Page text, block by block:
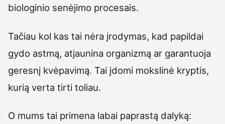
biologinio senėjimo procesais.
Tačiau kol kas tai nėra įrodymas, kad papildai
gydo astmą, atjaunina organizmą ar garantuoja
geresnį kvėpavimą. Tai įdomi mokslinė kryptis,
kurią verta tirti toliau.
O mums tai primena labai paprastą dalyką: